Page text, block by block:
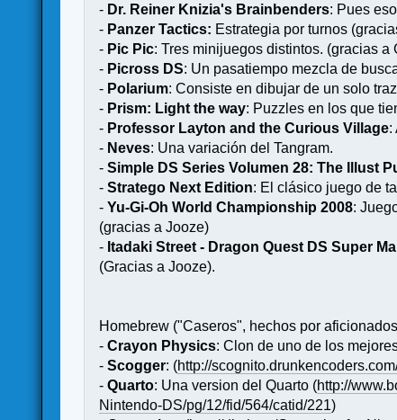
- Dr. Reiner Knizia's Brainbenders: Pues
- Panzer Tactics: Estrategia por turnos
- Pic Pic: Tres minijuegos distintos. (gracias a
- Picross DS: Un pasatiempo mezcla de
- Polarium: Consiste en dibujar de un solo
- Prism: Light the way: Puzzles en los que
- Professor Layton and the Curious Village:
- Neves: Una variación del Tangram.
-Simple DS Series Volumen 28: The Illust
-Stratego Next Edition: El clásico juego de
-Yu-Gi-Oh World Championship 2008:
(gracias a Jooze)
- Itadaki Street - Dragon Quest DS Super
(Gracias a Jooze).
Homebrew ("Caseros", hechos por
-Crayon Physics: Clon de uno de los
-Scogger: (http://
-Quarto: Una version del Quarto (http://
Nintendo-DS/pg/12/fid/564/catid/221)